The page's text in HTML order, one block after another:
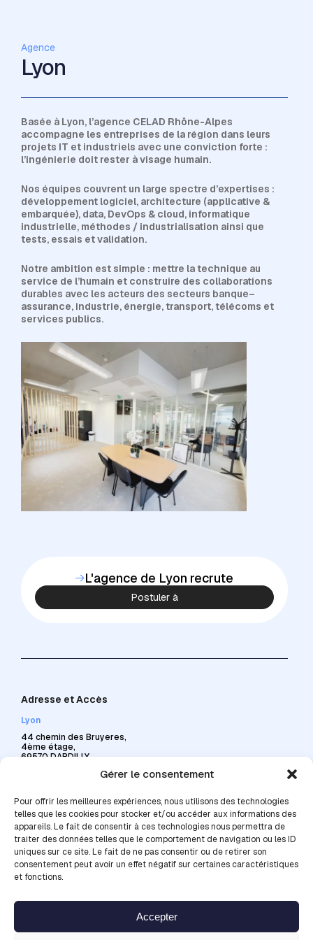
Gérer le consentement
Pour offrir les meilleures expériences, nous utilisons des technologies
telles que les cookies pour stocker et/ou accéder aux informations des
appareils. Le fait de consentir à ces technologies nous permettra de
traiter des données telles que le comportement de navigation ou les ID
uniques sur ce site. Le fait de ne pas consentir ou de retirer son
consentement peut avoir un effet négatif sur certaines caractéristiques
et fonctions.
Accepter
Agence
Lyon
Basée à Lyon, l’agence CELAD Rhône-Alpes
accompagne les entreprises de la région dans leurs
projets IT et industriels avec une conviction forte :
l’ingénierie doit rester à visage humain.
Nos équipes couvrent un large spectre d’expertises :
développement logiciel, architecture (applicative &
embarquée), data, DevOps & cloud, informatique
industrielle, méthodes / industrialisation ainsi que
tests, essais et validation.
Notre ambition est simple : mettre la technique au
service de l’humain et construire des collaborations
durables avec les acteurs des secteurs banque–
assurance, industrie, énergie, transport, télécoms et
services publics.
L'agence de Lyon recrute
Postuler à
Adresse et Accès
Lyon
44 chemin des Bruyeres,
4ème étage,
69570 DARDILLY
Accessibilité en transports
Gare routière